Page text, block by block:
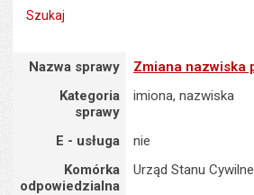
Nazwa sprawy : Zmiana nazwiska po
Nazwa sprawy
Zmiana nazwiska
Kategoria
sprawy
imiona, nazwiska
E - usługa
nie
Komórka
odpowiedzialna
Urząd Stanu